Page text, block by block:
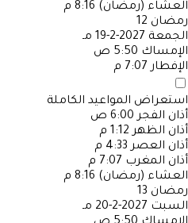
العشاء (رمضان) 8:16 م
رمضان 12
الجمعة 2027-2-19 مـ
الإمساك 5:50 ص
الإفطار 7:07 م
استعراض المواعيد الكاملة
أذان الفجر 6:00 ص
أذان الظهر 1:12 م
أذان العصر 4:33 م
أذان المغرب 7:07 م
العشاء (رمضان) 8:16 م
رمضان 13
السبت 2027-2-20 مـ